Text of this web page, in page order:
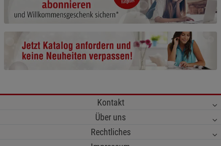
Kontakt
Über uns
Rechtliches
Cookie-Informationenanzeigen
Funktionale Cookies (1) Funktionale
Beschreibung Funktionale Cookies
anzeigen
Statistik Cookies (2) Statistik Cookies
Beschreibung Statistik Cookies
Cookie-Informationen